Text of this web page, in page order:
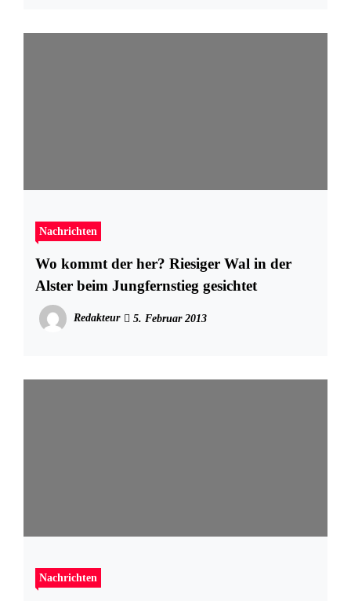
Nachrichten
Wo kommt der her? Riesiger Wal in der
Alster beim Jungfernstieg gesichtet
Redakteur 5. Februar 2013
Nachrichten